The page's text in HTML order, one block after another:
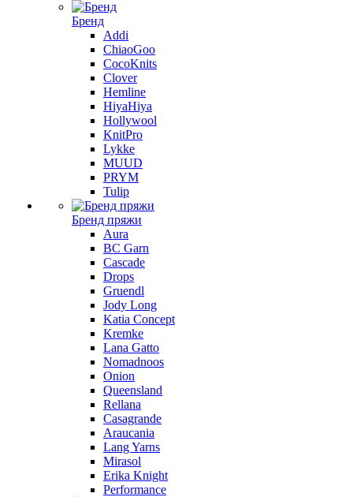
Бренд
Addi
ChiaoGoo
CocoKnits
Clover
Hemline
HiyaHiya
Hollywool
KnitPro
Lykke
MUUD
PRYM
Tulip
Бренд пряжи
Aura
BC Garn
Cascade
Drops
Gruendl
Jody Long
Katia Concept
Kremke
Lana Gatto
Nomadnoos
Onion
Queensland
Rellana
Casagrande
Araucania
Lang Yarns
Mirasol
Erika Knight
Performance